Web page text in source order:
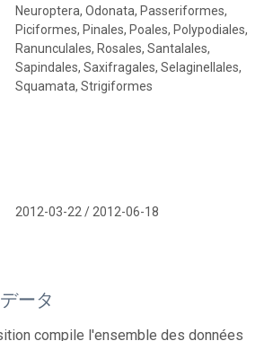
Neuroptera, Odonata, Passeriformes,
Piciformes, Pinales, Poales, Polypodiales,
Ranunculales, Rosales, Santalales,
Sapindales, Saxifragales, Selaginellales,
Squamata, Strigiformes
2012-03-22 / 2012-06-18
ータ
compile l'ensemble des données